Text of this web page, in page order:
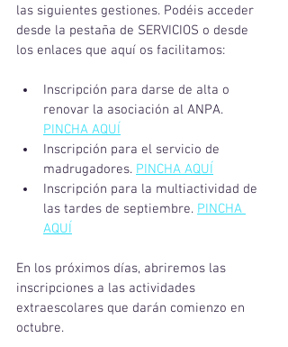
las siguientes gestiones. Podéis acceder
desde la pestaña de SERVICIOS o desde
los enlaces que aquí os facilitamos:
Inscripción para darse de alta o
renovar la asociación al ANPA.
PINCHA AQUÍ
Inscripción para el servicio de
madrugadores. PINCHA AQUÍ
Inscripción para la multiactividad de
las tardes de septiembre. PINCHA
AQUÍ
En los próximos días, abriremos las
inscripciones a las actividades
extraescolares que darán comienzo en
octubre.